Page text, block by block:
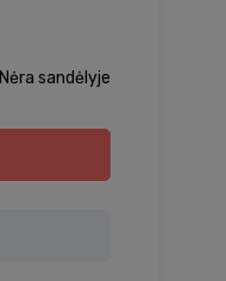
Nėra sandėlyje